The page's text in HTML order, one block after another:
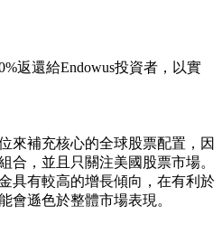
返還給Endowus投資者，以實
來補充核心的全球股票配置，因
合，並且只關注美國股票市場。
具有較高的增長傾向，在有利於
會遜色於整體市場表現。